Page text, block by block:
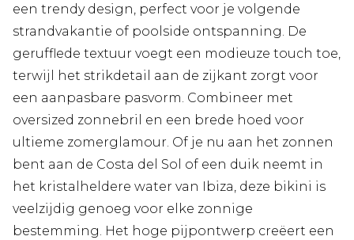
een trendy design, perfect voor je volgende
strandvakantie of poolside ontspanning. De
gerufflede textuur voegt een modieuze touch toe,
terwijl het strikdetail aan de zijkant zorgt voor
een aanpasbare pasvorm. Combineer met
oversized zonnebril en een brede hoed voor
ultieme zomerglamour. Of je nu aan het zonnen
bent aan de Costa del Sol of een duik neemt in
het kristalheldere water van Ibiza, deze bikini is
veelzijdig genoeg voor elke zonnige
bestemming. Het hoge pijpontwerp creëert een